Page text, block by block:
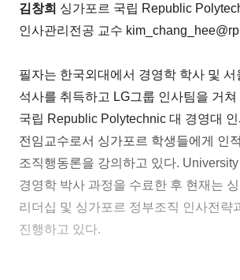
김창희 싱가포르 국립 Republic
인사관리전공 교수
필자는 한국외대에서 경영학 학사 및
석사를 취득하고 LG그룹 인사팀을 거
국립 Republic Polytechnic 대 경영대
전임교수로서 싱가포르 학생들에게 인
조직행동론을 강의하고 있다.
경영학 박사 과정을 수료한 후 현재는
리더십 및 싱가포르 정부조직 인사전략
진행하고 있다.